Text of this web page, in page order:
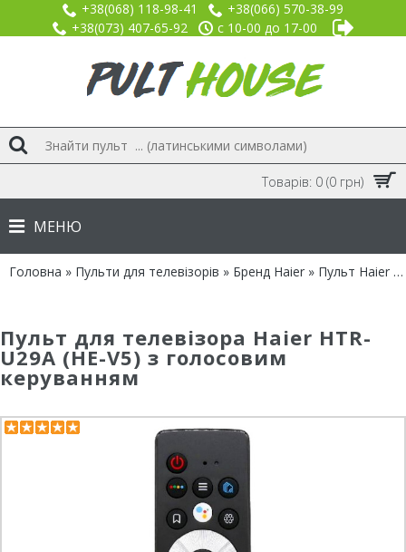
+38(068) 118-98-41
+38(066) 570-38-99
+38(073) 407-65-92
с 10-00 до 17-00
Товарів: 0 (0 грн)
МЕНЮ
Головна » Пульти для телевізорів » Бренд Haier » Пульт Haier HTR-U29A (HE-V5) з голосовим керуванням
Пульт для телевізора Haier HTR-
U29A (HE-V5) з голосовим
керуванням